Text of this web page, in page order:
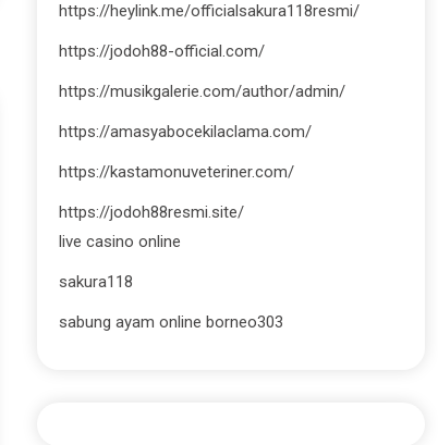
https://heylink.me/officialsakura118resmi/
https://jodoh88-official.com/
https://musikgalerie.com/author/admin/
https://amasyabocekilaclama.com/
https://kastamonuveteriner.com/
https://jodoh88resmi.site/
live casino online
sakura118
sabung ayam online borneo303